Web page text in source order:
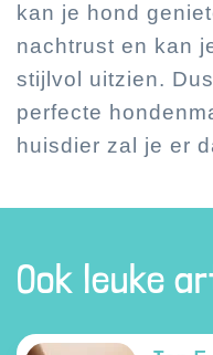
kan je hond
nachtrust en kan
stijlvol uitzien.
perfecte
huisdier zal je er
Ook leuke